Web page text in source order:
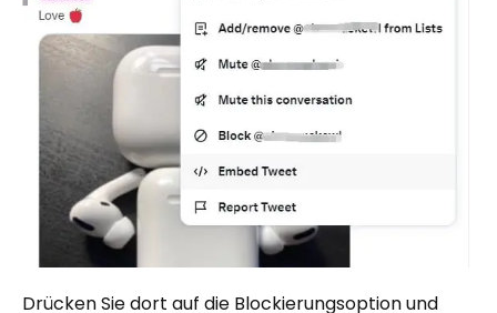
Drücken Sie dort auf die Blockierungsoption und